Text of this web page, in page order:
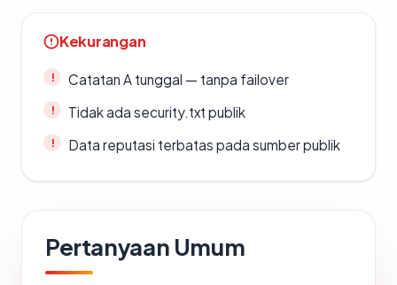
Kekurangan
Catatan A tunggal — tanpa failover
Tidak ada security.txt publik
Data reputasi terbatas pada sumber publik
Pertanyaan Umum